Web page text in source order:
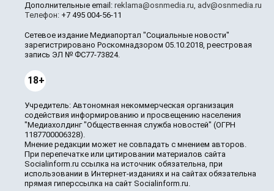
Дополнительные email: reklama@osnmedia.ru, adv@osnmedia.ru
Телефон: +7 495 004-56-11
Сетевое издание Медиапортал "Социальные новости"
зарегистрировано Роскомнадзором 05.10.2018, реестровая
запись ЭЛ № ФС77-73824.
18+
Учредитель: Автономная некоммерческая организация
содействия информированию и просвещению населения
"Медиахолдинг "Общественная служба новостей" (ОГРН
1187700006328).
Мнение редакции может не совпадать с мнением авторов.
При перепечатке или цитировании материалов сайта
Socialinform.ru ссылка на источник обязательна, при
использовании в Интернет-изданиях и на сайтах обязательна
прямая гиперссылка на сайт Socialinform.ru.